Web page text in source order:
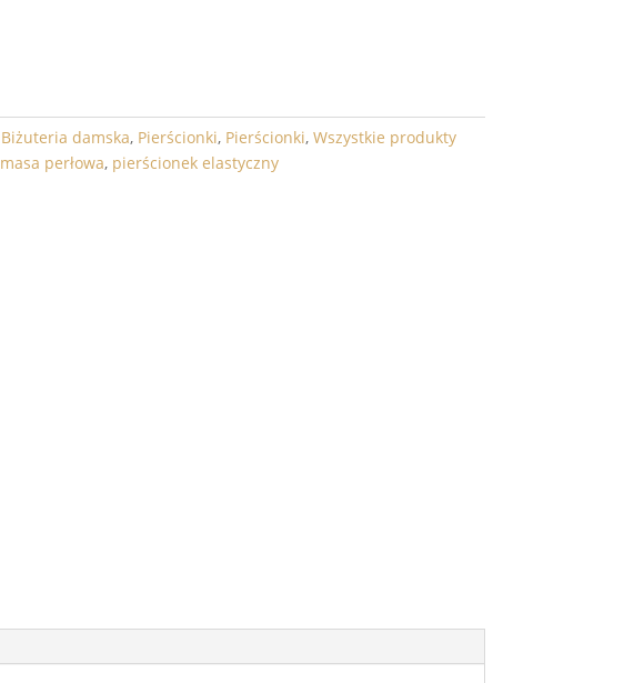
Biżuteria damska, Pierścionki, Pierścionki, Wszystkie produkty
masa perłowa, pierścionek elastyczny